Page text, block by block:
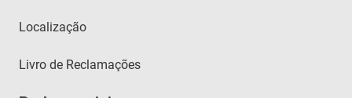
Localização
Livro de Reclamações